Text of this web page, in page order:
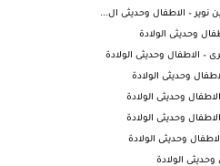
– الاطفال وحديثى ال...
وحديثى الولادة
الاطفال وحديثى الولادة
وحديثى الولادة
وحديثى الولادة
وحديثى الولادة
وحديثى الولادة
الولادة